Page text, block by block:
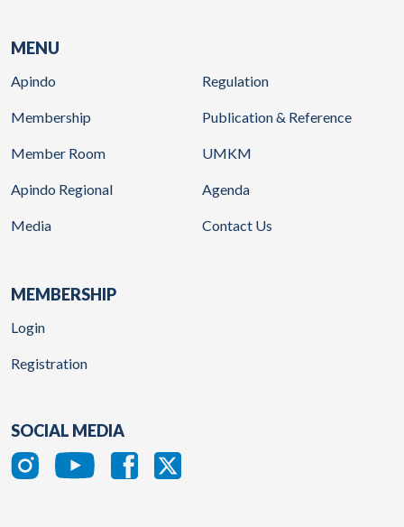
MENU
Apindo
Membership
Member Room
Apindo Regional
Media
Regulation
Publication & Reference
UMKM
Agenda
Contact Us
MEMBERSHIP
Login
Registration
SOCIAL MEDIA